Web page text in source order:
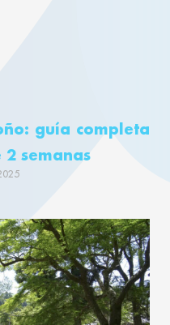
guía completa
semanas